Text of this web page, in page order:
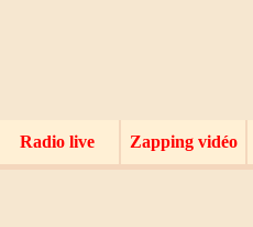
Radio live Zapping vidéo